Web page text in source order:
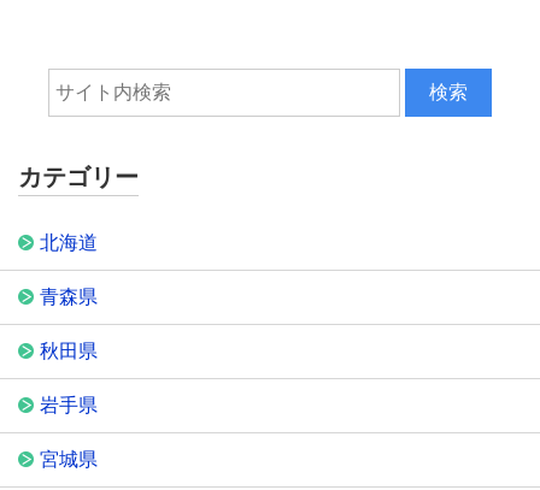
カテゴリー
北海道
青森県
秋田県
岩手県
宮城県